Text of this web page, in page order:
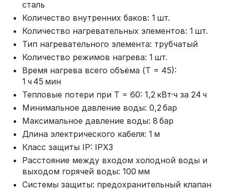
сталь
Количество внутренних баков: 1 шт.
Количество нагревательных элементов: 1 шт.
Тип нагревательного элемента: трубчатый
Количество режимов нагрева: 1 шт.
Время нагрева всего объёма (T = 45):
1 ч 45 мин
Тепловые потери при T = 60: 1,2 кВт·ч за 24 ч
Минимальное давление воды: 0,2 бар
Максимальное давление воды: 8 бар
Длина электрического кабеля: 1 м
Класс защиты IP: IPX3
Расстояние между входом холодной воды и
выходом горячей воды: 100 мм
Системы защиты: предохранительный клапан